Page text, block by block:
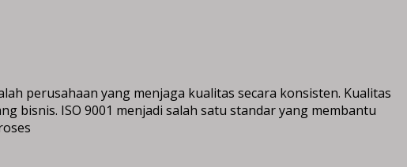
perusahaan yang menjaga kualitas secara konsisten. Kualitas
bisnis. ISO 9001 menjadi salah satu standar yang membantu